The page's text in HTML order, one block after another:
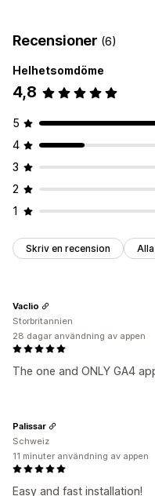
Sessionsåteruppspelning
Livstidsvärde (LTV)
Marknadsföring och
Diagram och rapporter
Analyspanel
Rapportschemaläggning
Recensioner (6)
Helhetsomdöme
4,8
5
4
3
2
1
Skriv en recension
The one and ONLY GA4
Vaclio
Storbritannien
28 dagar användning av appen
Easy and fast installation!
Palissar
Schweiz
11 minuter användning av appen